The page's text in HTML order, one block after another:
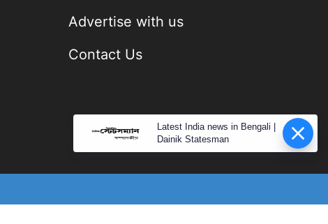
Advertise with us
Contact Us
Latest India news in Bengali |
Dainik Statesman